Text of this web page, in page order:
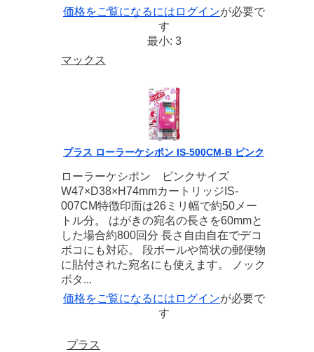
価格をご覧になるには ログインが必要で
す
最小: 3
マックス
プラス ローラーケシポン IS-500CM-B ピンク
ローラーケシポン ピンクサイズ
W47×D38×H74mmカートリッジIS-
007CM特徴印面は26ミリ幅で約50メー
トル分。 はがきの宛名の長さを60mmと
した場合約800回分 長さ自由自在でデコ
ボコにも対応。 段ボールや筒状の郵便物
に貼付された宛名にも使えます。 ノック
ボタ...
価格をご覧になるには ログインが必要で
す
プラス